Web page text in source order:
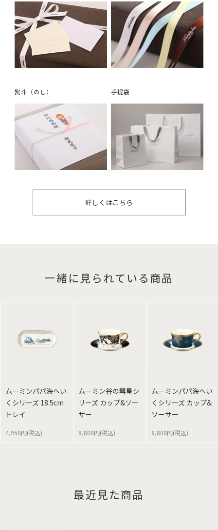
熨斗（のし） 手提袋
詳しくはこちら
一緒に見られている商品
ムーミンパパ海へい
くシリーズ 18.5cm
トレイ
4,950円(税込)
ムーミン谷の彗星シ
リーズ カップ&ソー
サー
8,800円(税込)
ムーミンパパ海へい
くシリーズ カップ&
ソーサー
8,800円(税込)
最近見た商品